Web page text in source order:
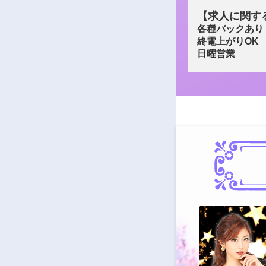
【求人に関
各種バックあり
終電上がりOK
日曜営業